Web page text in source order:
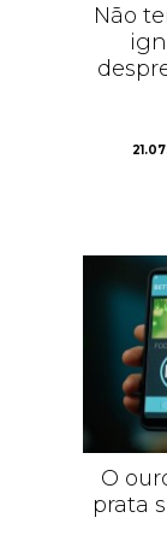
Não
O
prata